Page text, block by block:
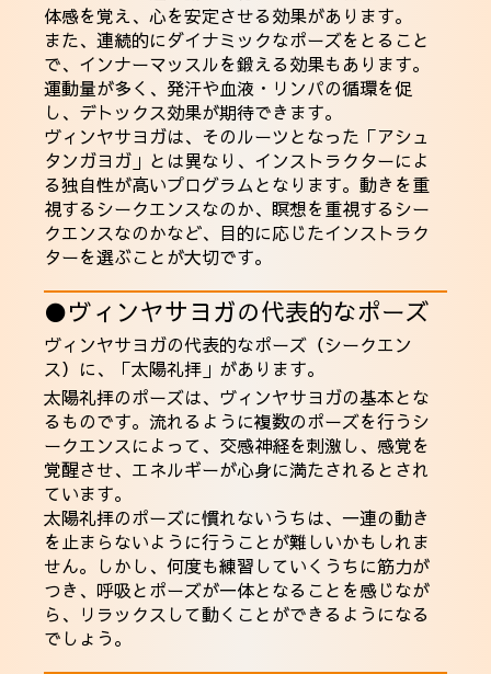
体感を覚え、心を安定させる効果があります。
また、連続的にダイナミックなポーズをとること
で、インナーマッスルを鍛える効果もあります。
運動量が多く、発汗や血液・リンパの循環を促
し、デトックス効果が期待できます。
ヴィンヤサヨガは、そのルーツとなった「アシュ
タンガヨガ」とは異なり、インストラクターによ
る独自性が高いプログラムとなります。動きを重
視するシークエンスなのか、瞑想を重視するシー
クエンスなのかなど、目的に応じたインストラク
ターを選ぶことが大切です。
●ヴィンヤサヨガの代表的なポーズ
ヴィンヤサヨガの代表的なポーズ（シークエン
ス）に、「太陽礼拝」があります。
太陽礼拝のポーズは、ヴィンヤサヨガの基本とな
るものです。流れるように複数のポーズを行うシ
ークエンスによって、交感神経を刺激し、感覚を
覚醒させ、エネルギーが心身に満たされるとされ
ています。
太陽礼拝のポーズに慣れないうちは、一連の動き
を止まらないように行うことが難しいかもしれま
せん。しかし、何度も練習していくうちに筋力が
つき、呼吸とポーズが一体となることを感じなが
ら、リラックスして動くことができるようになる
でしょう。